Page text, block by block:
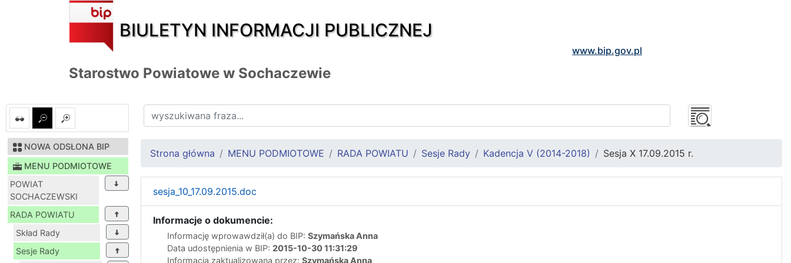
BIULETYN INFORMACJI PUBLICZNEJ
www.bip.gov.pl
Starostwo Powiatowe w Sochaczewie
NOWA ODSŁONA BIP
MENU PODMIOTOWE
POWIAT
SOCHACZEWSKI
RADA POWIATU
Skład Rady
Sesje Rady
Strona główna MENU PODMIOTOWE RADA POWIATU Sesje Rady Kadencja V (2014-2018) Sesja X 17.09.2015 r.
sesja_10_17.09.2015.doc
Informacje o dokumencie:
Informację wprowawdził(a) do BIP: Szymańska Anna
Data udostępnienia w BIP: 2015-10-30 11:31:29
Informacja zaktualizowana przez: Szymańska Anna